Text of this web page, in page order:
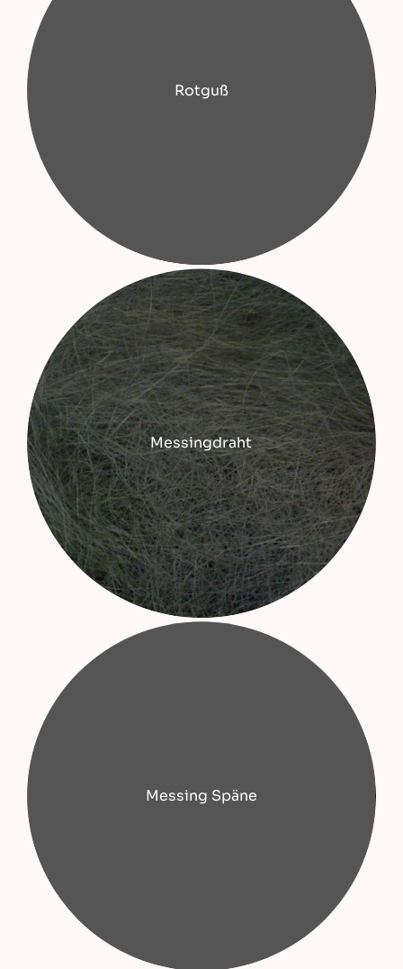
Rotguß
Messingdraht
Messing Späne